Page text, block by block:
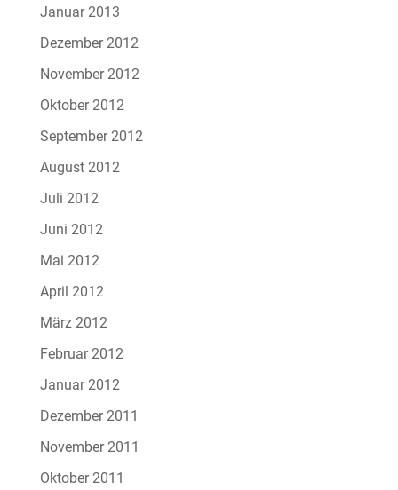
Januar 2013
Dezember 2012
November 2012
Oktober 2012
September 2012
August 2012
Juli 2012
Juni 2012
Mai 2012
April 2012
März 2012
Februar 2012
Januar 2012
Dezember 2011
November 2011
Oktober 2011